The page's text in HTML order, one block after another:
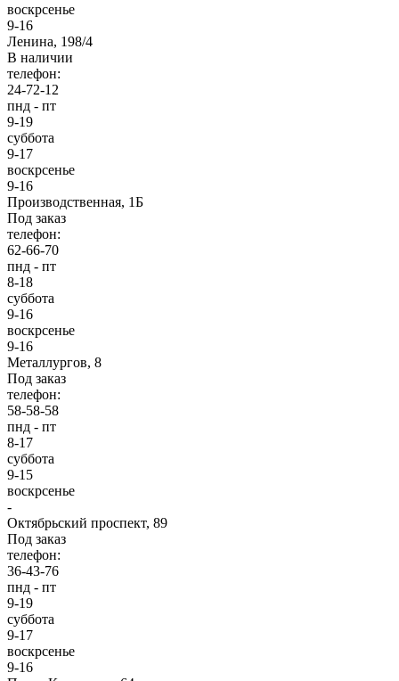
воскрсенье
9-16
Ленина, 198/4
В наличии
телефон:
24-72-12
пнд - пт
9-19
суббота
9-17
воскрсенье
9-16
Производственная, 1Б
Под заказ
телефон:
62-66-70
пнд - пт
8-18
суббота
9-16
воскрсенье
9-16
Металлургов, 8
Под заказ
телефон:
58-58-58
пнд - пт
8-17
суббота
9-15
воскрсенье
-
Октябрьский проспект, 89
Под заказ
телефон:
36-43-76
пнд - пт
9-19
суббота
9-17
воскрсенье
9-16